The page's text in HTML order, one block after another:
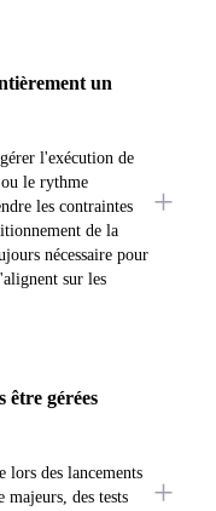
un
l'exécution de
ou le rythme
les contraintes
de la
nécessaire pour
sur les
être gérées
lors des lancements
majeurs, des tests